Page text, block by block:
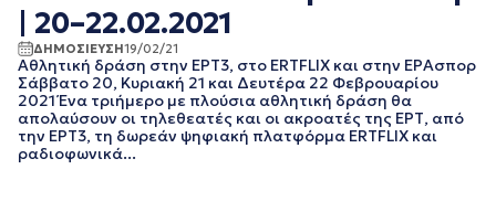
ΙΟΥΝΙΟΣ 2019
ΜΑΙΟΣ 2019
ΑΠΡΙΛΙΟΣ 2019
ΜΑΡΤΙΟΣ 2019
ΦΕΒΡΟΥΑΡΙΟΣ 2019
ΙΑΝΟΥΑΡΙΟΣ 2019
| 20–22.02.2021
ΔΗΜΟΣΙΕΥΣΗ19/02/21
Αθλητική δράση στην ΕΡΤ3, στο ERTFLIX και στην ΕΡΑσπορ
Σάββατο 20, Κυριακή 21 και Δευτέρα 22 Φεβρουαρίου
2021 Ένα τριήμερο με πλούσια αθλητική δράση θα
απολαύσουν οι τηλεθεατές και οι ακροατές της ΕΡΤ, από
την ΕΡΤ3, τη δωρεάν ψηφιακή πλατφόρμα ERTFLIX και
ραδιοφωνικά...